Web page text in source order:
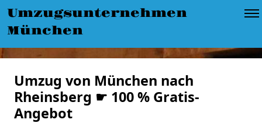
Umzugsunternehmen
München
Umzug von München nach
Rheinsberg ☛ 100 % Gratis-
Angebot